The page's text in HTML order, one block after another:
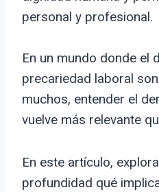
personal y profesional.
En un mundo donde el
precariedad laboral
muchos, entender el
vuelve más relevante
En este artículo,
profundidad qué